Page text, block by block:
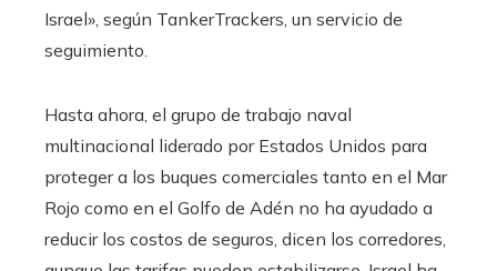
Israel», según TankerTrackers, un servicio de
seguimiento.
Hasta ahora, el grupo de trabajo naval
multinacional liderado por Estados Unidos para
proteger a los buques comerciales tanto en el Mar
Rojo como en el Golfo de Adén no ha ayudado a
reducir los costos de seguros, dicen los corredores,